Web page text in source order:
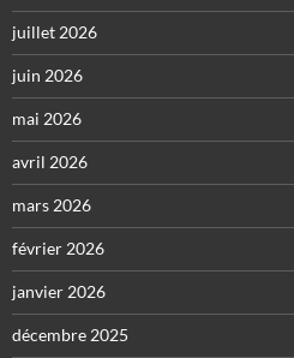
juillet 2026
juin 2026
mai 2026
avril 2026
mars 2026
février 2026
janvier 2026
décembre 2025